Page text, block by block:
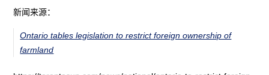
新闻来源：
Ontario tables legislation to restrict foreign ownership of
farmland